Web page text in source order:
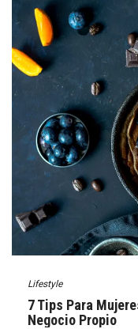
Lifestyle
7 Tips Para
Negocio Propio